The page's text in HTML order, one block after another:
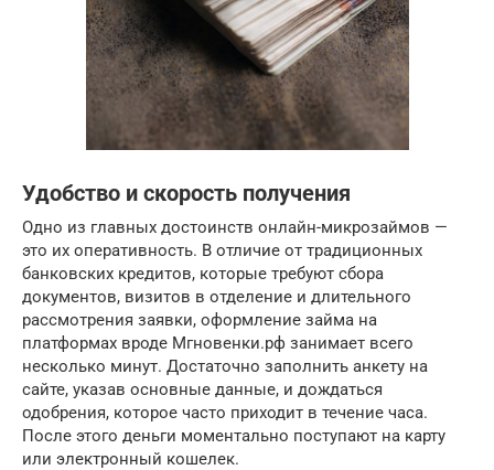
Удобство и скорость получения
Одно из главных достоинств онлайн-микрозаймов —
это их оперативность. В отличие от традиционных
банковских кредитов, которые требуют сбора
документов, визитов в отделение и длительного
рассмотрения заявки, оформление займа на
платформах вроде Мгновенки.рф занимает всего
несколько минут. Достаточно заполнить анкету на
сайте, указав основные данные, и дождаться
одобрения, которое часто приходит в течение часа.
После этого деньги моментально поступают на карту
или электронный кошелек.